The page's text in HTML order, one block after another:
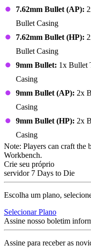
7.62mm Bullet (AP):
Bullet Casing
7.62mm Bullet (HP):
Bullet Casing
9mm Bullet: 1x Bullet
Casing
9mm Bullet (AP): 2x
Casing
9mm Bullet (HP): 2x
Casing
Note: Players can craft the
Workbench.
Crie seu próprio
servidor 7 Days to Die
Escolha um plano,
Selecionar Plano
Assine nosso boletim
Assine para receber as